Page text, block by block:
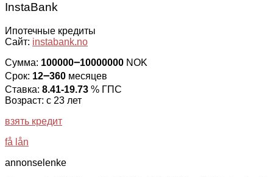
InstaBank
Ипотечные кредиты
Сайт: instabank.no
Сумма: 100000౼10000000 NOK
Срок: 12౼360 месяцев
Ставка: 8.41-19.73 % ГПС
Возраст: с 23 лет
взять кредит
få lån
annonselenke